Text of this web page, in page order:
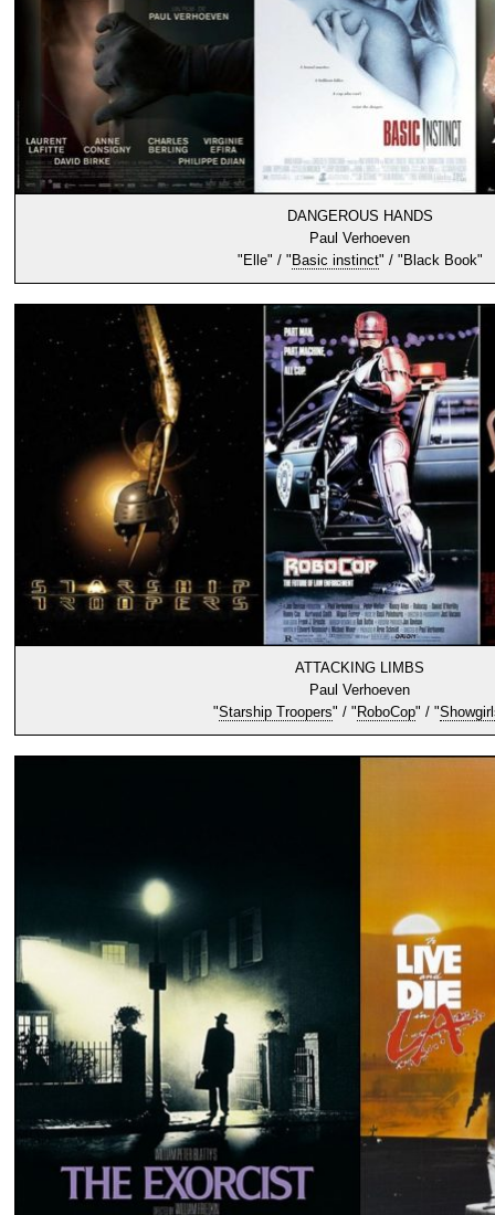
DANGEROUS HANDS
Paul Verhoeven
"Elle" / "Basic instinct" / "Black Book"
ATTACKING LIMBS
Paul Verhoeven
"Starship Troopers" / " RoboCop" / "